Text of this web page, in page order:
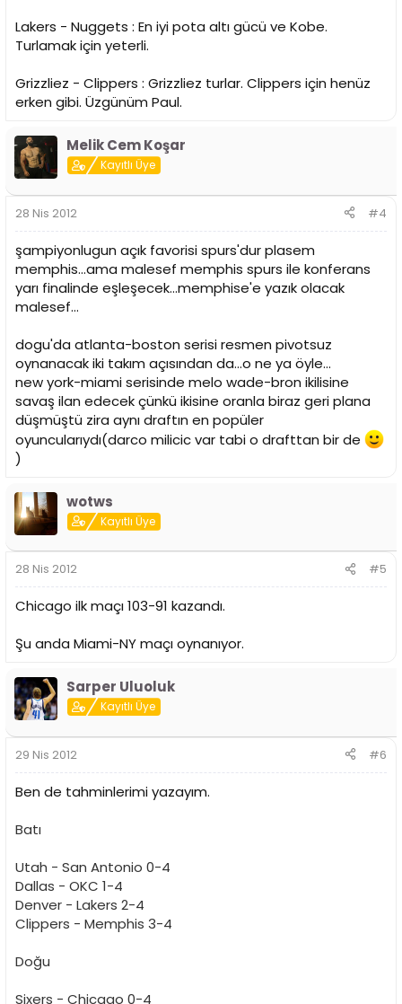
Lakers - Nuggets : En iyi pota altı gücü ve Kobe.
Turlamak için yeterli.
Grizzliez - Clippers : Grizzliez turlar. Clippers için henüz
erken gibi. Üzgünüm Paul.
Melik Cem Koşar
Kayıtlı Üye
28 Nis 2012 #4
şampiyonlugun açık favorisi spurs'dur plasem
memphis...ama malesef memphis spurs ile konferans
yarı finalinde eşleşecek...memphise'e yazık olacak
malesef...
dogu'da atlanta-boston serisi resmen pivotsuz
oynanacak iki takım açısından da...o ne ya öyle...
new york-miami serisinde melo wade-bron ikilisine
savaş ilan edecek çünkü ikisine oranla biraz geri plana
düşmüştü zira aynı draftın en popüler
oyuncularıydı(darco milicic var tabi o drafttan bir de
)
wotws
Kayıtlı Üye
28 Nis 2012 #5
Chicago ilk maçı 103-91 kazandı.
Şu anda Miami-NY maçı oynanıyor.
Sarper Uluoluk
Kayıtlı Üye
29 Nis 2012 #6
Ben de tahminlerimi yazayım.
Batı
Utah - San Antonio 0-4
Dallas - OKC 1-4
Denver - Lakers 2-4
Clippers - Memphis 3-4
Doğu
Sixers - Chicago 0-4